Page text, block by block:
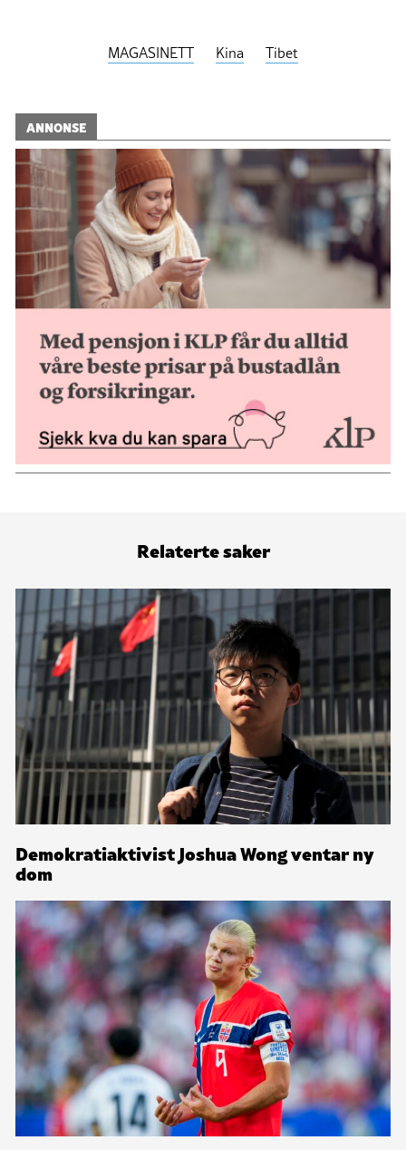
MAGASINETT Kina Tibet
ANNONSE
Relaterte saker
Demokratiaktivist Joshua Wong ventar ny
dom